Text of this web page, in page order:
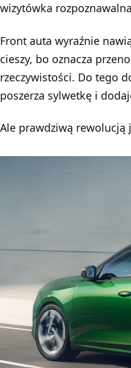
wizytówka
Front auta wyraźnie
cieszy, bo oznacza
rzeczywistości. Do tego
poszerza sylwetkę i
Ale prawdziwą rewolucją